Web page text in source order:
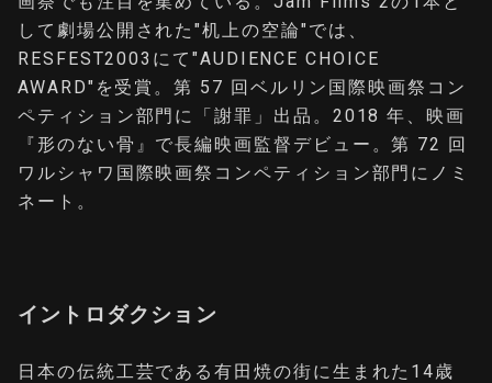
して劇場公開された"机上の空論"では、
RESFEST2003にて"AUDIENCE CHOICE
AWARD"を受賞。第 57 回ベルリン国際映画祭コン
ペティション部門に「謝罪」出品。2018 年、映画
『形のない骨』で長編映画監督デビュー。第 72 回
ワルシャワ国際映画祭コンペティション部門にノミ
ネート。
イントロダクション
日本の伝統工芸である有田焼の街に生まれた14歳